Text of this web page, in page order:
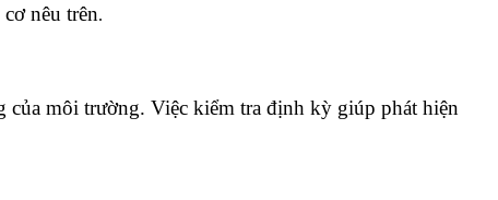
nêu trên.
của môi trường. Việc kiểm tra định kỳ giúp phát hiện